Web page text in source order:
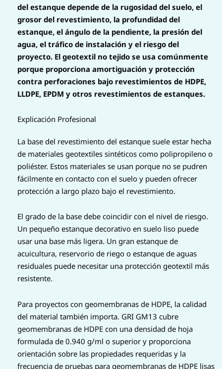
del estanque depende de la rugosidad del suelo, el
grosor del revestimiento, la profundidad del
estanque, el ángulo de la pendiente, la presión del
agua, el tráfico de instalación y el riesgo del
proyecto. El geotextil no tejido se usa comúnmente
porque proporciona amortiguación y protección
contra perforaciones bajo revestimientos de HDPE,
LLDPE, EPDM y otros revestimientos de estanques.
Explicación Profesional
La base del revestimiento del estanque suele estar hecha
de materiales geotextiles sintéticos como polipropileno o
poliéster. Estos materiales se usan porque no se pudren
fácilmente en contacto con el suelo y pueden ofrecer
protección a largo plazo bajo el revestimiento.
El grado de la base debe coincidir con el nivel de riesgo.
Un pequeño estanque decorativo en suelo liso puede
usar una base más ligera. Un gran estanque de
acuicultura, reservorio de riego o estanque de aguas
residuales puede necesitar una protección geotextil más
resistente.
Para proyectos con geomembranas de HDPE, la calidad
del material también importa. GRI GM13 cubre
geomembranas de HDPE con una densidad de hoja
formulada de 0.940 g/ml o superior y proporciona
orientación sobre las propiedades requeridas y la
frecuencia de pruebas para geomembranas de HDPE lisas